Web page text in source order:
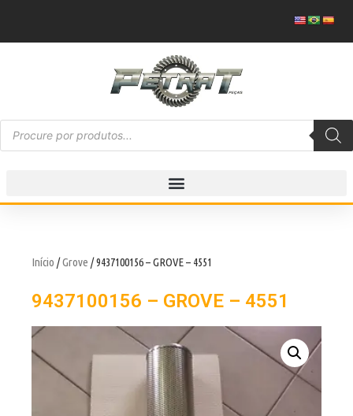
Início /Grove / 9437100156 – GROVE – 4551
9437100156 – GROVE – 4551